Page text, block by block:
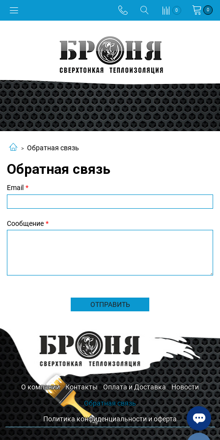
0 0
Обратная связь
Обратная связь
Email
Сообщение
ОТПРАВИТЬ
О компании Контакты Оплата и Доставка Новости
Обратная связь
Политика конфиденциальности и оферта